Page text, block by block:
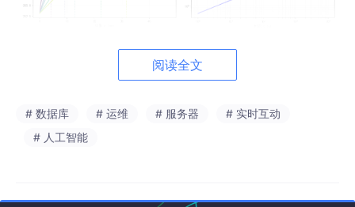
阅读全文
# 数据库 # 运维 # 服务器
# 实时互动
# 人工智能